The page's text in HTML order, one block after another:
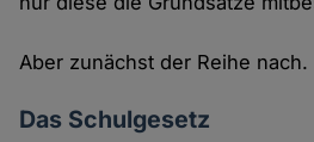
Aber zunächst der Reihe nach.
Das Schulgesetz